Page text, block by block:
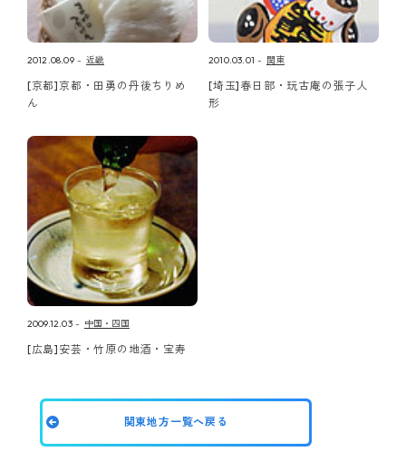
2012.08.09 近畿
[京都]京都・田勇の丹後ちりめ
ん
2010.03.01 関東
[埼玉]春日部・玩古庵の張子人
形
2009.12.03 中国・四国
[広島]安芸・竹原の地酒・宝寿
関東地方一覧へ戻る